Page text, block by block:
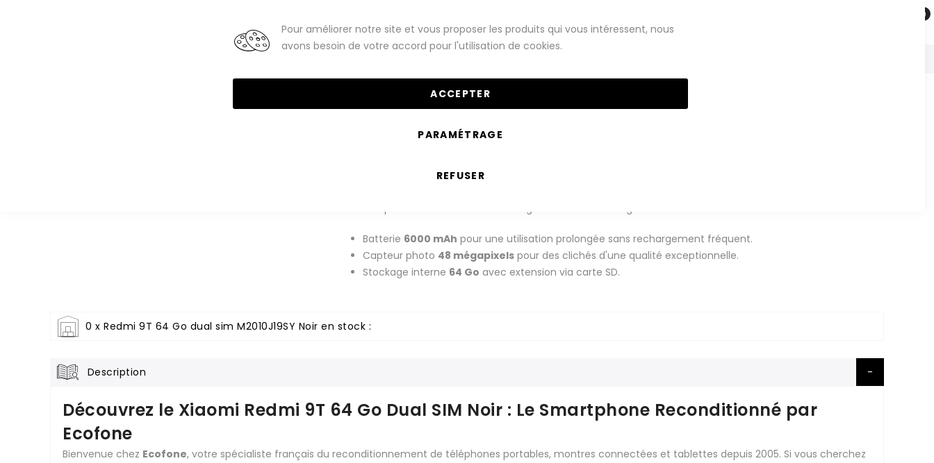
Pour améliorer notre site et vous proposer les produits qui vous intéressent, nous
avons besoin de votre accord pour l'utilisation de cookies.
ACCEPTER
PARAMÉTRAGE
REFUSER
Montres Connectées Téléphones
Xiaomi Redmi 9T 64 Go dual sim M2010J19SY Noir reconditionné
idéale pour une
et une grande grâce à sa batterie 6000 mAh.
Batterie 6000 mAh pour une utilisation prolongée sans rechargement fréquent.
Capteur photo 48 mégapixels pour des clichés d'une qualité exceptionnelle.
Stockage interne 64 Go avec extension via carte SD.
0 x Redmi 9T 64 Go dual sim M2010J19SY Noir en stock :
Description
Découvrez le Xiaomi Redmi 9T 64 Go Dual SIM Noir : Le Smartphone Reconditionné par
Ecofone
Bienvenue chez Ecofone, votre spécialiste français du reconditionnement de téléphones portables, montres connectées et tablettes depuis 2005. Si vous cherchez